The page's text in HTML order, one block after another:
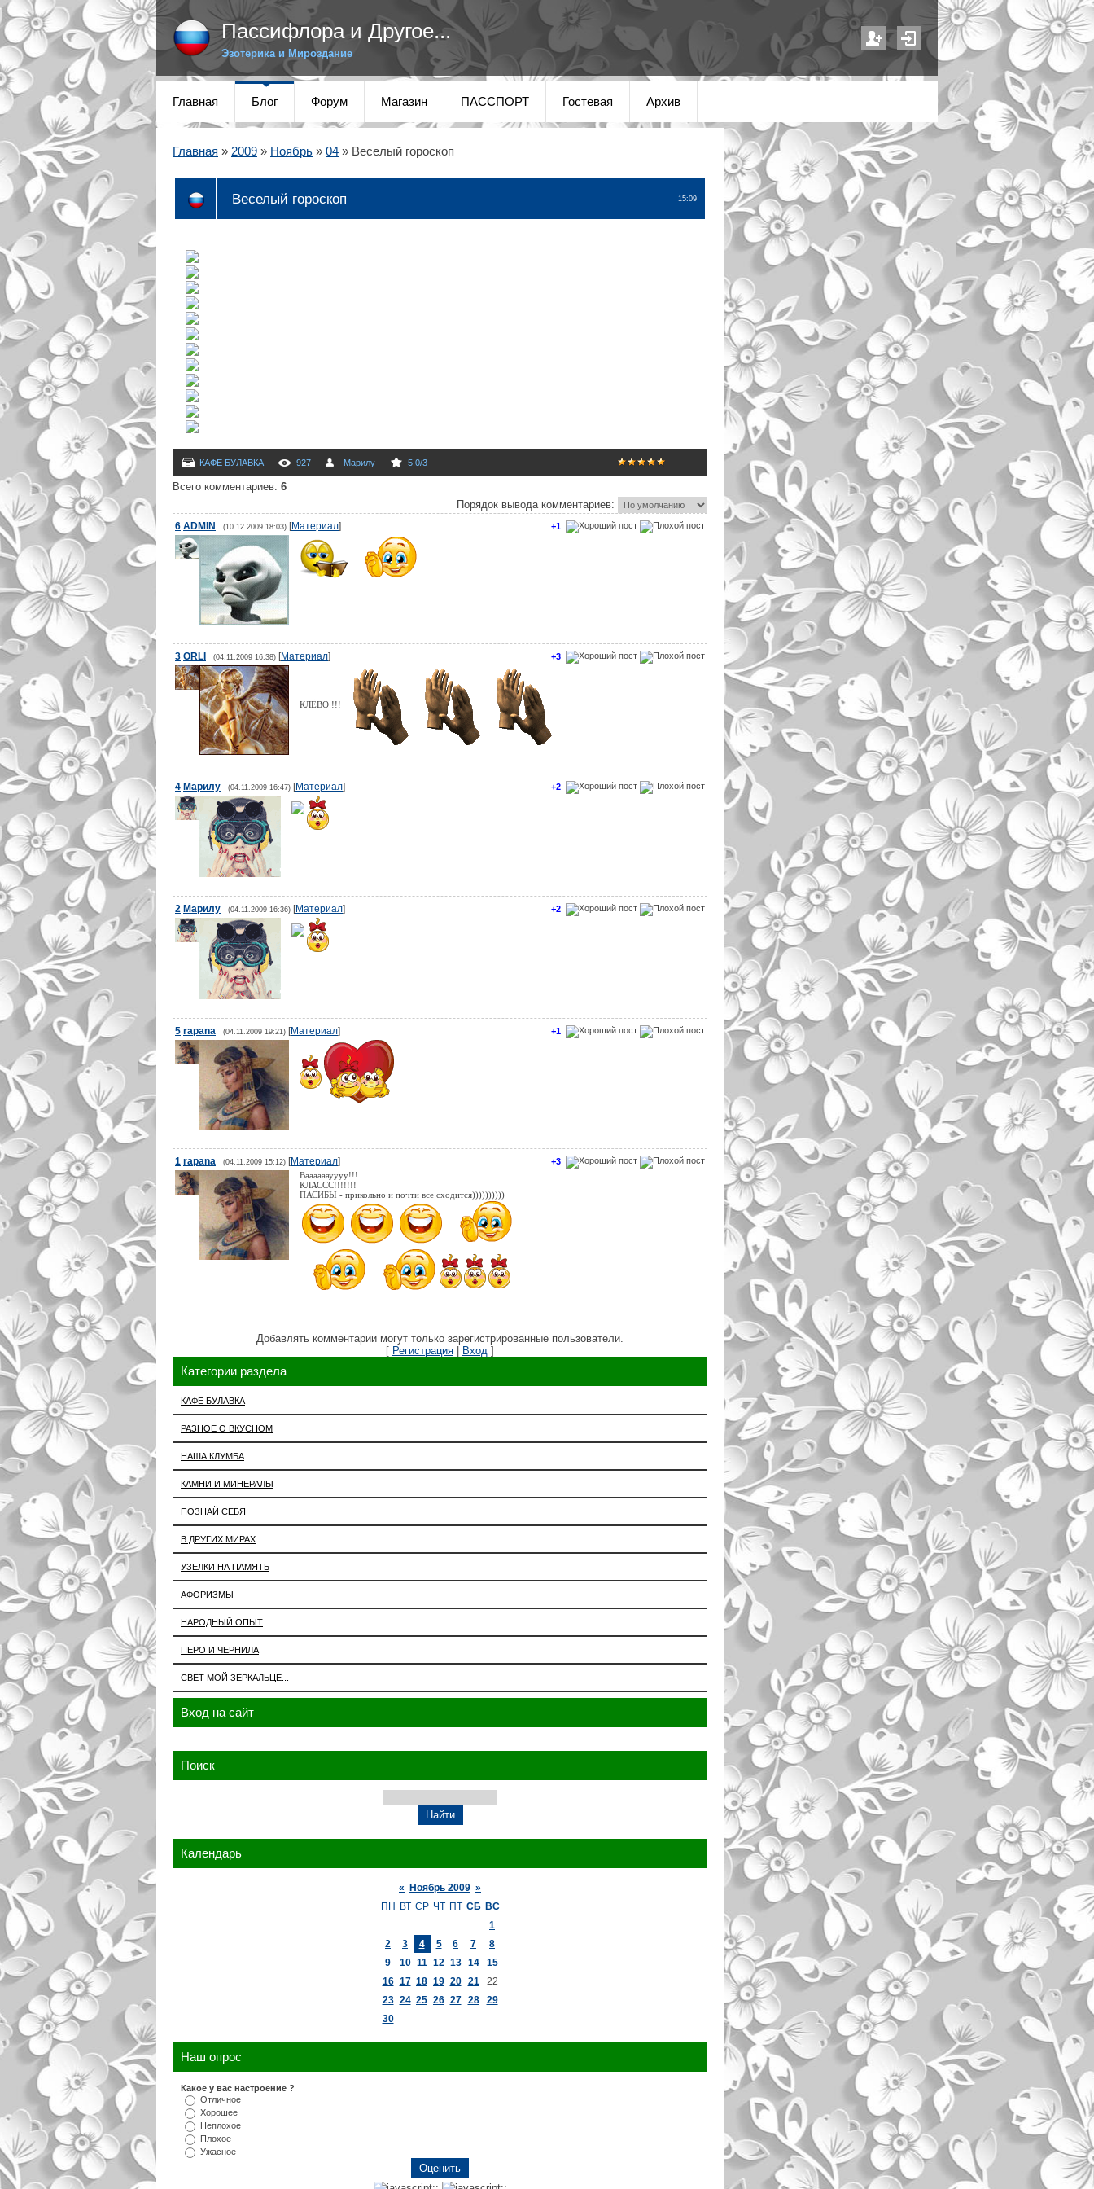
Пассифлора и Другое...
Эзотерика и Мироздание
Главная Блог Форум Магазин ПАССПОРТ Гостевая Архив
Главная » 2009 » Ноябрь » 04 » Веселый гороскоп
15:09
Веселый гороскоп
КАФЕ БУЛАВКА 927 Марилу 5.0/3
Всего комментариев: 6
Порядок вывода комментариев:
+1
6 ADMIN (10.12.2009 18:03) [Материал]
+3
3 ORLI (04.11.2009 16:38) [Материал]
КЛЁВО !!!
+2
4 Марилу (04.11.2009 16:47) [Материал]
+2
2 Марилу (04.11.2009 16:36) [Материал]
+1
5 rapana (04.11.2009 19:21) [Материал]
+3
1 rapana (04.11.2009 15:12) [Материал]
Ваааааауууу!!!
КЛАССС!!!!!!!
ПАСИБЫ - прикольно и почти все сходится))))))))))
Добавлять комментарии могут только зарегистрированные пользователи.
[ Регистрация | Вход ]
Категории раздела
КАФЕ БУЛАВКА
РАЗНОЕ О ВКУСНОМ
НАША КЛУМБА
КАМНИ И МИНЕРАЛЫ
ПОЗНАЙ СЕБЯ
В ДРУГИХ МИРАХ
УЗЕЛКИ НА ПАМЯТЬ
АФОРИЗМЫ
НАРОДНЫЙ ОПЫТ
ПЕРО И ЧЕРНИЛА
СВЕТ МОЙ ЗЕРКАЛЬЦЕ...
Вход на сайт
Поиск
Календарь
« Ноябрь 2009 »
ПН ВТ СР ЧТ ПТ СБ ВС
1
2
3 4 5 6 7
8
9
10 11 12 13 14
15
16 17 18 19 20 21
22
23 24 25 26 27 28
29
30
Наш опрос
Какое у вас настроение ?
Отличное
Хорошее
Неплохое
Плохое
Ужасное